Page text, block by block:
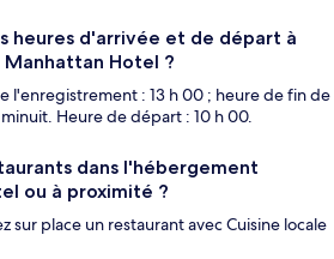
heures d'arrivée et de départ à
Hotel ?
l'enregistrement : 13 h 00 ; heure de fin de
Heure de départ : 10 h 00.
dans l'hébergement
ou à proximité ?
sur place un restaurant avec Cuisine locale